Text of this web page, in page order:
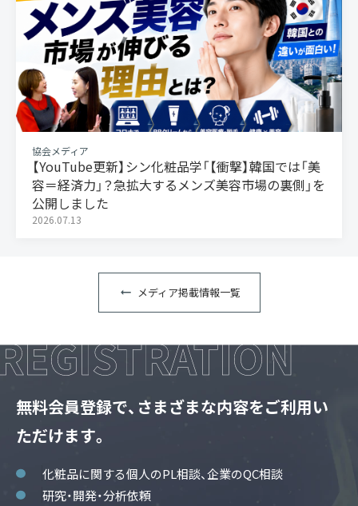
協会メディア
【YouTube更新】シン化粧品学「【衝撃】韓国では「美
容＝経済力」？急拡大するメンズ美容市場の裏側」を
公開しました
2026.07.13
メディア掲載情報一覧
無料会員登録で、さまざまな内容をご利用い
ただけます。
化粧品に関する個人のPL相談、企業のQC相談
研究・開発・分析依頼